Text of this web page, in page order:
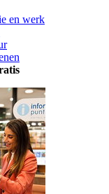
en werk